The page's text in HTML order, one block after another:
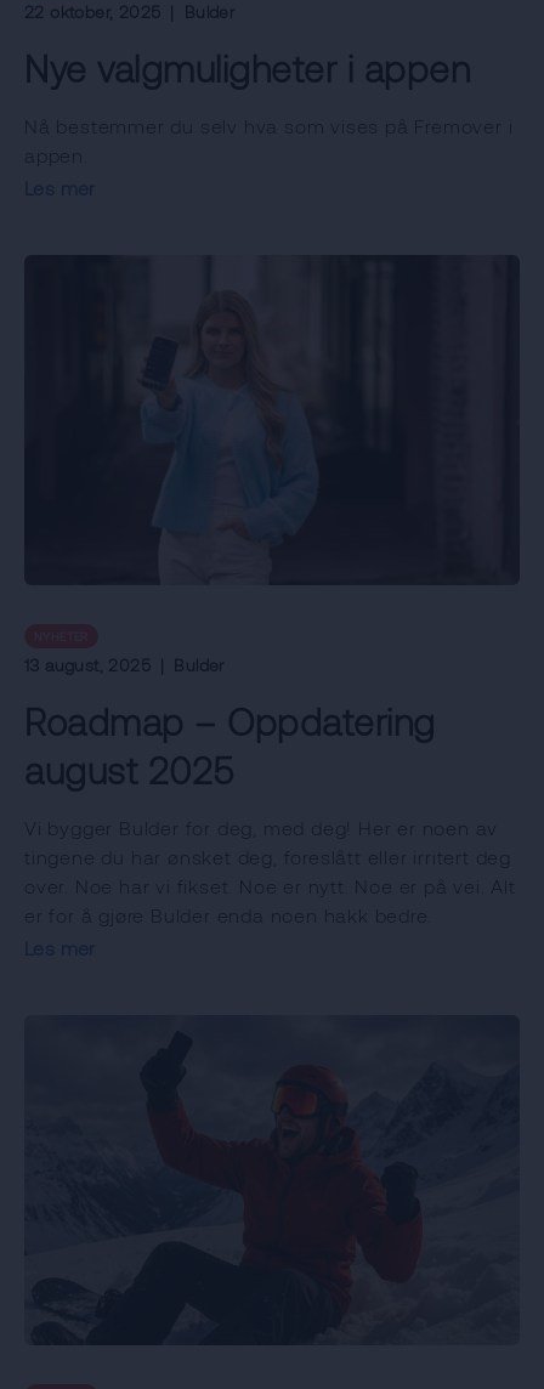
22 oktober, 2025 | Bulder
Nye valgmuligheter i appen
Nå bestemmer du selv hva som vises på Fremover i
appen.
Les mer
13 august, 2025 | Bulder
Roadmap – Oppdatering
august 2025
Vi bygger Bulder for deg, med deg! Her er noen av
tingene du har ønsket deg, foreslått eller irritert deg
over. Noe har vi fikset. Noe er nytt. Noe er på vei. Alt
er for å gjøre Bulder enda noen hakk bedre.
Les mer